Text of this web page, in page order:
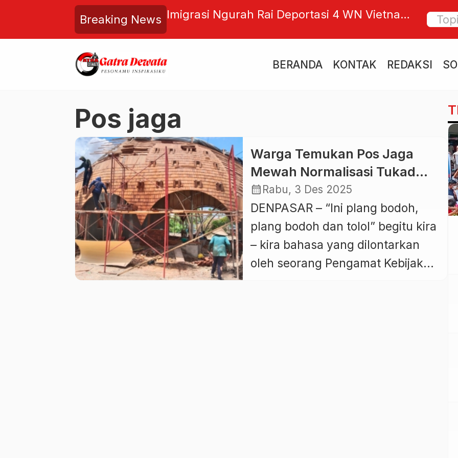
Breaking News
Perpanjang
Perbekel
Imigrasi Ngurah Rai Deportasi 4 WN Vietnam
BERANDA KONTAK REDAKSI
Pos jaga
Warga Temukan Pos Jaga
Mewah Normalisasi Tukad
Ngenjung, Dugaan Buat
Kontrol Keluar Masuk
calendar_month Rabu, 3 Des 2025
DENPASAR – “Ini plang bodoh,
plang bodoh dan tolol” begitu kira
– kira bahasa yang dilontarkan
oleh seorang Pengamat Kebijakan